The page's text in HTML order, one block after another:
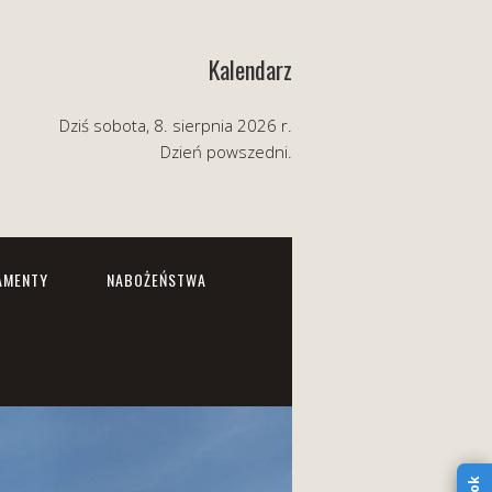
Kalendarz
Dziś sobota, 8. sierpnia 2026 r.
Dzień powszedni.
NABOŻEŃSTWA